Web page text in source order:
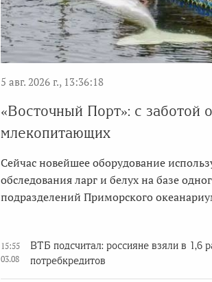
5 авг. 2026 г., 13:36:18
«Восточный Порт»: с заботой
млекопитающих
Сейчас новейшее оборудование
обследования ларг и белух на базе
подразделений Приморского
15:55
03.08
ВТБ подсчитал: россияне взяли в 1,6
потребкредитов